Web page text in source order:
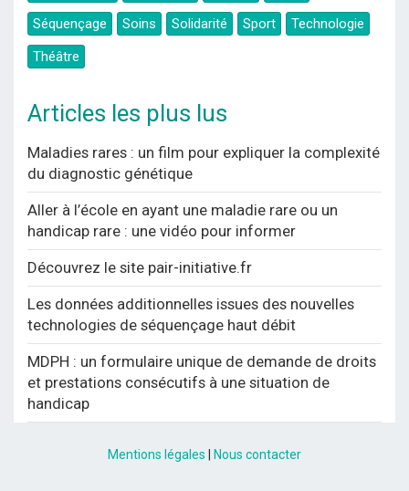
Séquençage
Soins Solidarité Sport
Technologie
Théâtre
Articles les plus lus
Maladies rares : un film pour expliquer la complexité
du diagnostic génétique
Aller à l’école en ayant une maladie rare ou un
handicap rare : une vidéo pour informer
Découvrez le site pair-initiative.fr
Les données additionnelles issues des nouvelles
technologies de séquençage haut débit
MDPH : un formulaire unique de demande de droits
et prestations consécutifs à une situation de
handicap
Mentions légales | Nous contacter